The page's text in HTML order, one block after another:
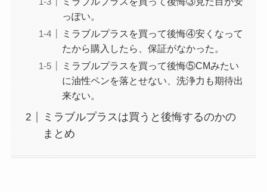
っぽい。
ミラブルプラスを買って後悔④安くなって
たから購入したら、保証がなかった。
ミラブルプラスを買って後悔⑤CMみたい
に油性ペンを落とせない、洗浄力も期待出
来ない。
ミラブルプラスは買うと後悔するのかの
まとめ